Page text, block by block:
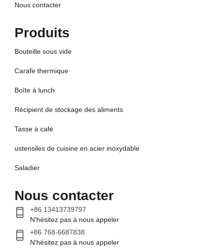
Nous contacter
Produits
Bouteille sous vide
Carafe thermique
Boîte à lunch
Récipient de stockage des aliments
Tasse à café
ustensiles de cuisine en acier inoxydable
Saladier
Nous contacter
+86 13413739797
N'hésitez pas à nous appeler
+86 768-6687838
N'hésitez pas à nous appeler